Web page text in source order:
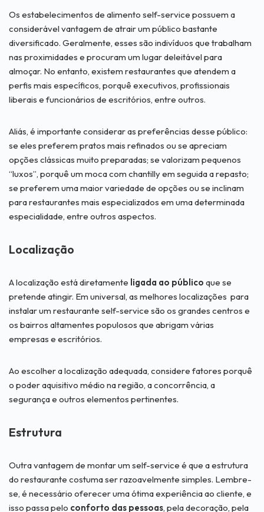
Os estabelecimentos de alimento self-service possuem a
considerável vantagem de atrair um público bastante
diversificado. Geralmente, esses são indivíduos que trabalham
nas proximidades e procuram um lugar deleitável para
almoçar. No entanto, existem restaurantes que atendem a
perfis mais específicos, porquê executivos, profissionais
liberais e funcionários de escritórios, entre outros.
Aliás, é importante considerar as preferências desse público:
se eles preferem pratos mais refinados ou se apreciam
opções clássicas muito preparadas; se valorizam pequenos
“luxos”, porquê um moca com chantilly em seguida a repasto;
se preferem uma maior variedade de opções ou se inclinam
para restaurantes mais especializados em uma determinada
especialidade, entre outros aspectos.
Localização
A localização está diretamente ligada ao público que se
pretende atingir. Em universal, as melhores localizações para
instalar um restaurante self-service são os grandes centros e
os bairros altamentes populosos que abrigam várias
empresas e escritórios.
Ao escolher a localização adequada, considere fatores porquê
o poder aquisitivo médio na região, a concorrência, a
segurança e outros elementos pertinentes.
Estrutura
Outra vantagem de montar um self-service é que a estrutura
do restaurante costuma ser razoavelmente simples. Lembre-
se, é necessário oferecer uma ótima experiência ao cliente, e
isso passa pelo conforto das pessoas, pela decoração, pela